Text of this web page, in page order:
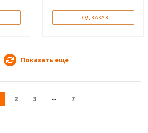
ПОД ЗАКАЗ
Показать еще
2 3 7